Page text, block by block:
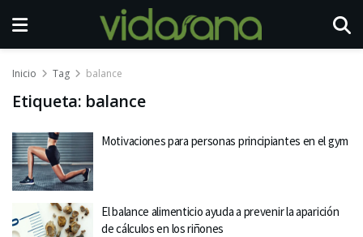
Inicio Tag balance
Etiqueta: balance
Motivaciones para personas principiantes en el gym
El balance alimenticio ayuda a prevenir la aparición
de cálculos en los riñones